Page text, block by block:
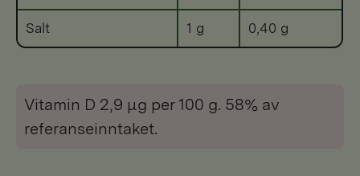
Salt 1 g 0,40 g
Vitamin D 2,9 μg per 100 g. 58% av
referanseinntaket.